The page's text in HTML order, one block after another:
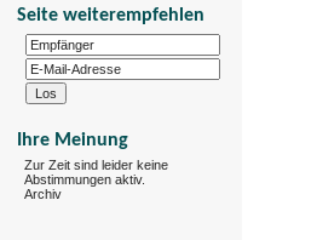
Seite weiterempfehlen
Ihre Meinung
Zur Zeit sind leider keine
Abstimmungen aktiv.
Archiv